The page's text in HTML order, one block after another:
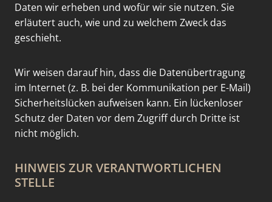
Daten wir erheben und wofür wir sie nutzen. Sie
erläutert auch, wie und zu welchem Zweck das
geschieht.
Wir weisen darauf hin, dass die Datenübertragung
im Internet (z. B. bei der Kommunikation per E-Mail)
Sicherheitslücken aufweisen kann. Ein lückenloser
Schutz der Daten vor dem Zugriff durch Dritte ist
nicht möglich.
HINWEIS ZUR VERANTWORTLICHEN
STELLE